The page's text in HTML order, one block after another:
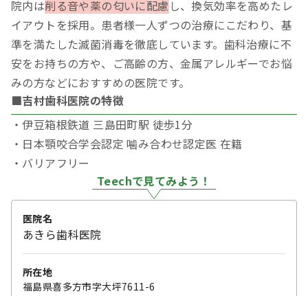
院内は削る音や薬の匂いに配慮 し、換気効率を高めたレ
イアウトを採用。患者様一人ずつの治療にこだわり、基
準を満たした滅菌消毒を徹底しています。歯科治療に不
安をお持ちの方や、ご高齢の方、金属アレルギーでお悩
みの方などにおすすめの医院です。
■吉村歯科医院の特徴
・伊豆箱根鉄道 三島田町駅 徒歩1分
・日本顎咬合学会認定 噛み合わせ認定医 在籍
・バリアフリー
Teechで見てみよう！
医院名
あきら歯科医院
所在地
福島県喜多方市字大坪7611-6